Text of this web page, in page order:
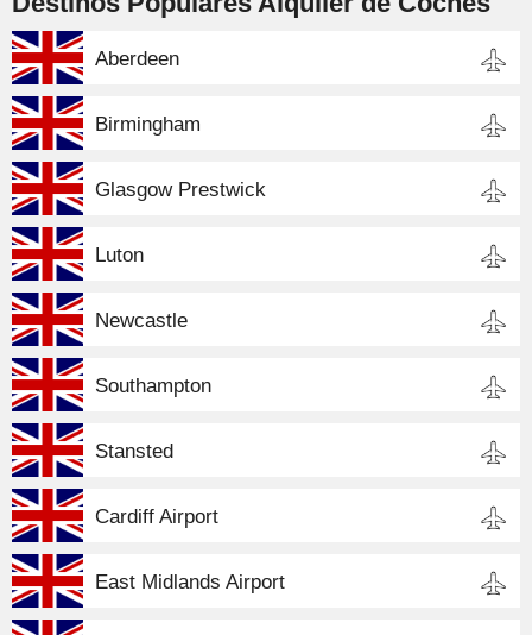
Aberdeen
Birmingham
Glasgow Prestwick
Luton
Newcastle
Southampton
Stansted
Cardiff Airport
East Midlands Airport